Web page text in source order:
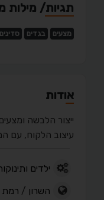
תגיות/ מילות
מצעים בגדים סדינים
אודות
ייצור הלבשה
עיצוב הלקוח, עם
ילדים
השרון / רמת